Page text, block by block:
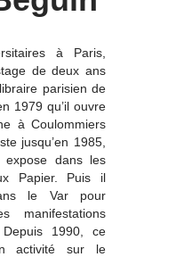
à Paris,
de deux ans
parisien de
1979 qu’il ouvre
à Coulommiers
jusqu’en 1985,
expose dans les
Papier. Puis il
le Var pour
manifestations
1990, ce
activité sur le